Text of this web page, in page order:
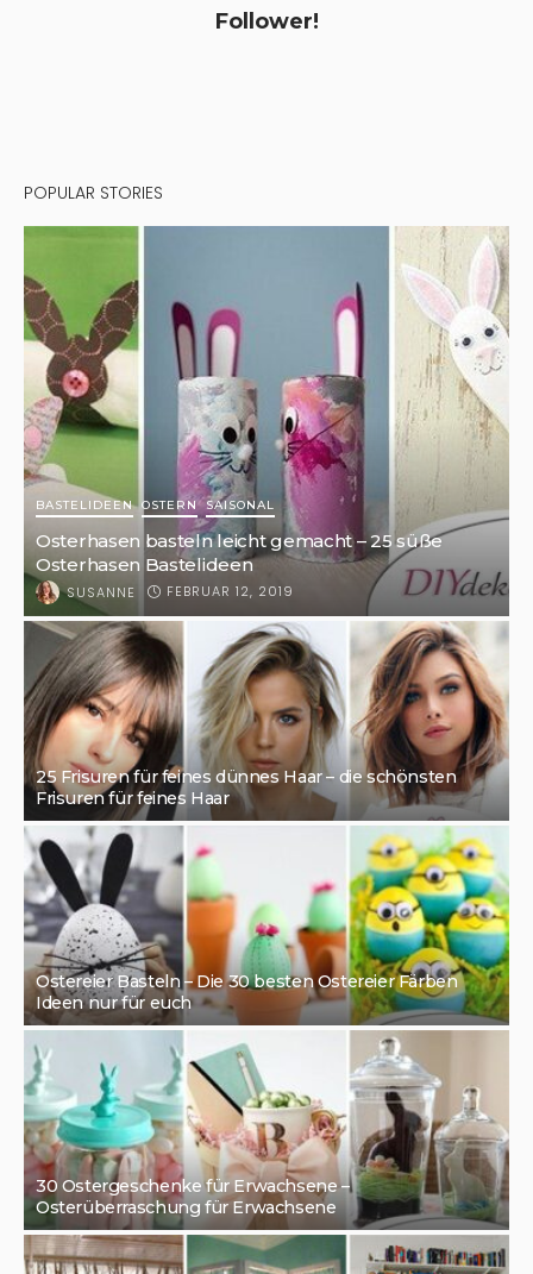
Follower!
POPULAR STORIES
BASTELIDEEN OSTERN SAISONAL
Osterhasen basteln leicht gemacht – 25 süße
Osterhasen Bastelideen
SUSANNE FEBRUAR 12, 2019
25 Frisuren für feines dünnes Haar – die schönsten
Frisuren für feines Haar
Ostereier Basteln – Die 30 besten Ostereier Färben
Ideen nur für euch
30 Ostergeschenke für Erwachsene –
Osterüberraschung für Erwachsene